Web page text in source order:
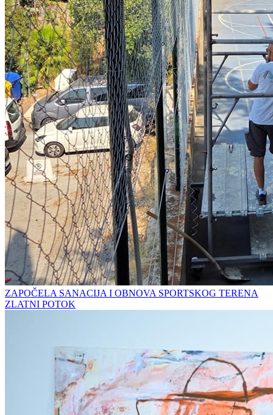
ZAPOČELA SANACIJA I OBNOVA SPORTSKOG TERENA
ZLATNI POTOK